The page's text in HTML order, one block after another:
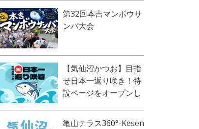
第32回本吉マンボウサ
ンバ大会
【気仙沼かつお】目指
せ日本一返り咲き！特
設ページをオープンし
亀山テラス360°-Kesen